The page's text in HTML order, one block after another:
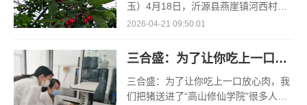
玉）4月18日，沂源县燕崖镇河西村孟
凡红的空调大棚里，大棚樱桃的采收却
桃，其
2026-04-21 09:50:01
三合盛：为了让你吃上一口放心肉，我们把猪送进了“高山修仙学院”
三合盛：为了让你吃上一口放心肉，我
们把猪送进了“高山修仙学院”很多人问